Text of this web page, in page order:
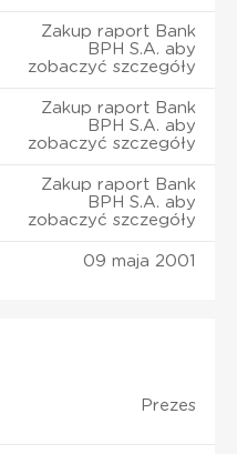
Zakup raport Bank
BPH S.A. aby
zobaczyć szczegóły
Zakup raport Bank
BPH S.A. aby
zobaczyć szczegóły
Zakup raport Bank
BPH S.A. aby
zobaczyć szczegóły
09 maja 2001
Prezes